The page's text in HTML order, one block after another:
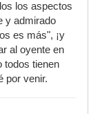
los aspectos
y admirado
es más", ¡y
al oyente en
todos tienen
por venir.